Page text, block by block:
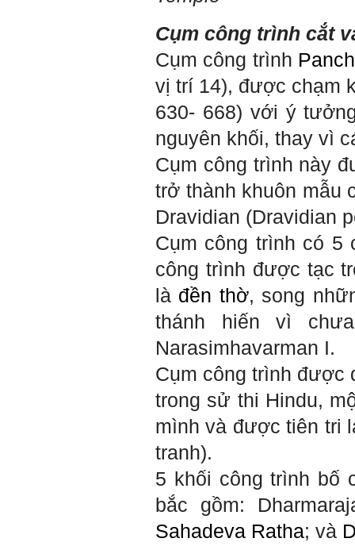
Cụm công trình cắt
Cụm công trình
vị trí 14), được chạm
630- 668) với ý
nguyên khối, thay vì
Cụm công trình này
trở thành khuôn mẫu
Dravidian (Dravidian
Cụm công trình có 5
công trình được tạc
là đền thờ, song
thánh hiến vì
Narasimhavarman I.
Cụm công trình được
trong sử thi Hindu,
mình và được tiên tri
tranh).
5 khối công trình bố
bắc gồm:
Sahadeva Ratha; và